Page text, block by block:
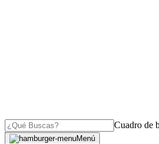
Cuadro de
Menú
OJO